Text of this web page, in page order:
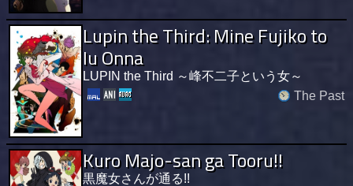
Lupin the Third: Mine Fujiko to
Iu Onna
LUPIN the Third ～峰不二子という女～
The Past
Kuro Majo-san ga Tooru!!
黒魔女さんが通る!!